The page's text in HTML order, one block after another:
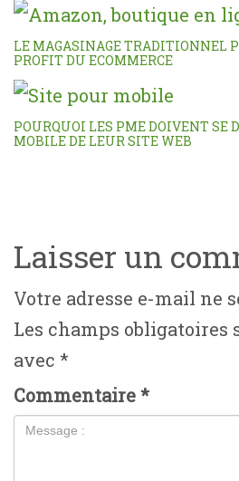
LE MAGASINAGE TRADITIONNEL
PROFIT DU ECOMMERCE
POURQUOI LES PME DOIVENT SE
MOBILE DE LEUR SITE WEB
Laisser un
Votre adresse e-mail ne
Les champs obligatoires
avec *
Commentaire*